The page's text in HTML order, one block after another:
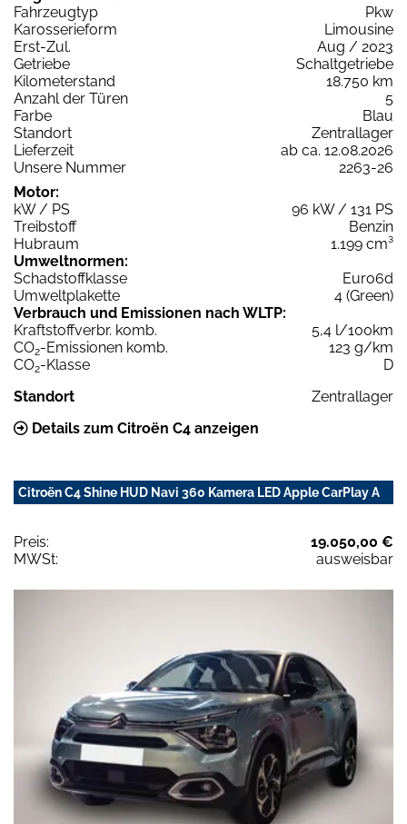
Fahrzeugtyp
Pkw
Karosserieform
Limousine
Erst-Zul.
Aug / 2023
Getriebe
Schaltgetriebe
Kilometerstand
18.750 km
Anzahl der Türen
5
Farbe
Blau
Standort
Zentrallager
Lieferzeit
ab ca. 12.08.2026
Unsere Nummer
2263-26
Motor:
kW / PS
96 kW / 131 PS
Treibstoff
Benzin
Hubraum
1.199 cm³
Umweltnormen:
Schadstoffklasse
Euro6d
Umweltplakette
4 (Green)
Verbrauch und Emissionen nach WLTP:
Kraftstoffverbr. komb.
5,4 l/100km
CO2-Emissionen komb.
123 g/km
CO2-Klasse
D
Standort
Zentrallager
Details zum Citroën C4 anzeigen
Citroën C4 Shine HUD Navi 360 Kamera LED Apple CarPlay A
Preis:
19.050,00 €
MWSt:
ausweisbar